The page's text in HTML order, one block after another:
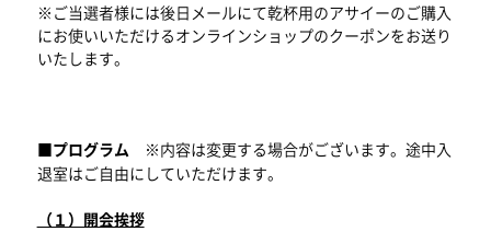
※ご当選者様には後日メールにて乾杯用のアサイーのご購入
にお使いいただけるオンラインショップのクーポンをお送り
いたします。
■プログラム
※内容は変更する場合がございます。途中入
退室はご自由にしていただけます。
（１）開会挨拶